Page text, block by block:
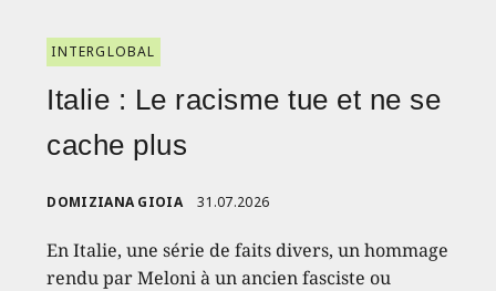
INTERGLOBAL
Italie : Le racisme tue et ne se
cache plus
DOMIZIANA GIOIA 31.07.2026
En Italie, une série de faits divers, un hommage
rendu par Meloni à un ancien fasciste ou